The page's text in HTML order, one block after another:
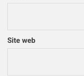
Site web